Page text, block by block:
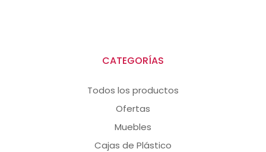
CATEGORÍAS
Todos los productos
Ofertas
Muebles
Cajas de Plástico